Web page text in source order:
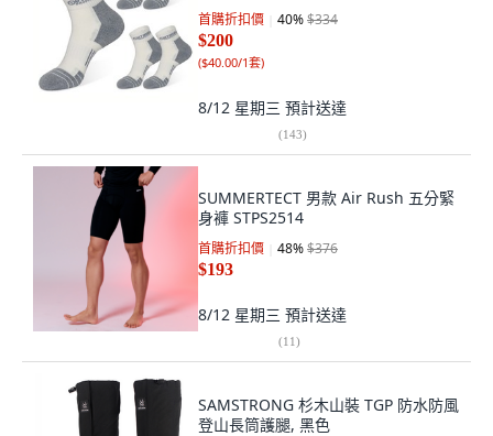
首購折扣價 40%$334
$200
($40.00/1套)
8/12 星期三 預計送達
(143)
SUMMERTECT 男款 Air Rush 五分緊
身褲 STPS2514
首購折扣價 48%$376
$193
8/12 星期三 預計送達
(11)
SAMSTRONG 杉木山裝 TGP 防水防風
登山長筒護腿, 黑色